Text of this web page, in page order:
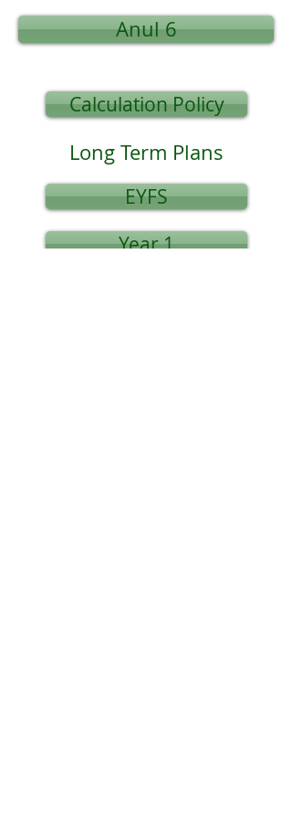
Anul 6
Calculation Policy
Long Term Plans
EYFS
Year 1